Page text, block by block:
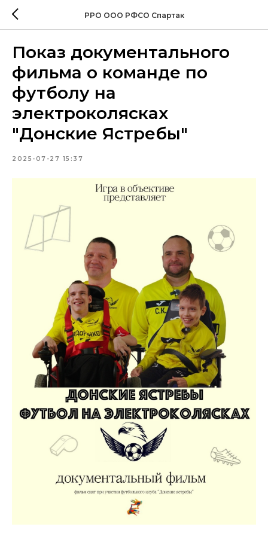
РРО ООО РФСО Спартак
Показ документального
фильма о команде по
футболу на
электроколясках
"Донские Ястребы"
2025-07-27 15:37